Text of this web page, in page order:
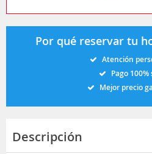
Por qué reservar tu
Atención
Pago
Mejor precio
Descripción